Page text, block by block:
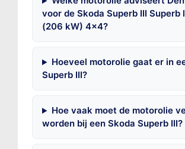
voor de Skoda Superb III Superb
(206 kW) 4x4?
Hoeveel motorolie gaat er in
Superb III?
Hoe vaak moet de motorolie
worden bij een Skoda Superb III?